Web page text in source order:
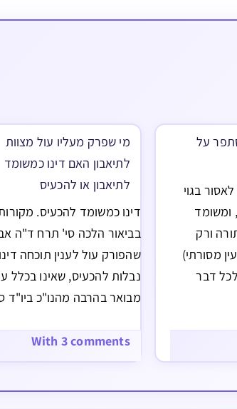
על
בגוי
ומשומד
ורק
מסורתי)
דבר
סי'
מי שפרק מעליו עול מצוות
לתיאבון האם דינו כמשומד
לתיאבון או להכעיס
דינו כמשומד להכעיס.
בביאור הלכה סי' תרח ד"ה
שהפורק עול לענין תוכחה
נבלות להכעיס, שאינו בכלל
מבואר בהרבה מהנו"כ ביו"ד
כזה כאוכל נבלות לתיאבון אלא
להכעיס, וכמה מהפוסקים
With 3 comments